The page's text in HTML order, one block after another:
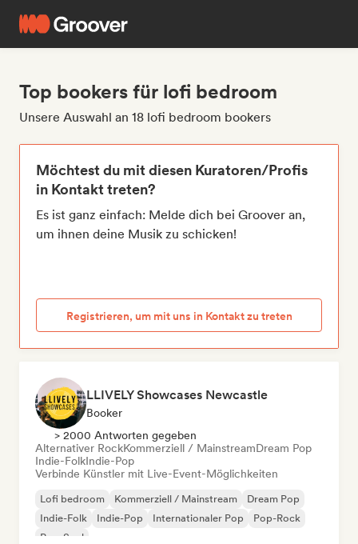
Top bookers für lofi bedroom
Unsere Auswahl an 18 lofi bedroom bookers
Möchtest du mit diesen Kuratoren/Profis
in Kontakt treten?
Es ist ganz einfach: Melde dich bei Groover an,
um ihnen deine Musik zu schicken!
Registrieren, um mit uns in Kontakt zu treten
LLIVELY Showcases Newcastle
Booker
> 2000 Antworten gegeben
Alternativer RockKommerziell / MainstreamDream Pop
Indie-FolkIndie-Pop
Verbinde Künstler mit Live-Event-Möglichkeiten
Lofi bedroom Kommerziell / Mainstream
Dream Pop
Indie-Folk
Indie-Pop Internationaler Pop
Pop-Rock
Pop-Soul